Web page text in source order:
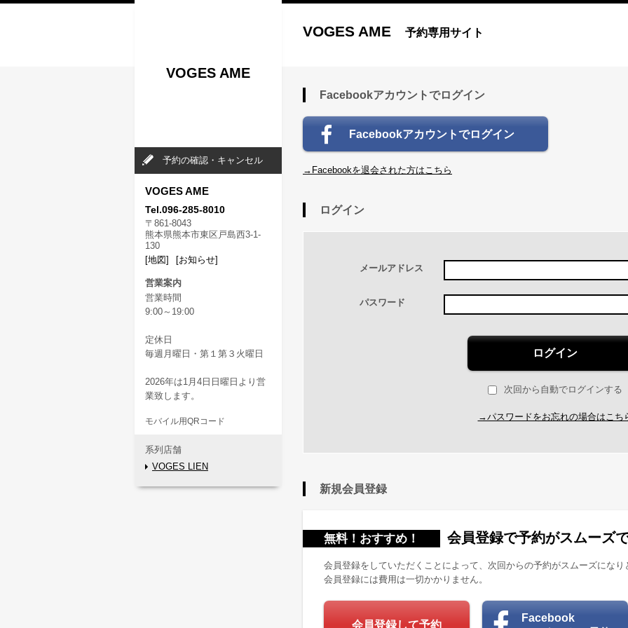
VOGES AME 予約専用サイト
Facebookアカウントでログイン
Facebookアカウントでログイン
→Facebookを退会された方はこちら
ログイン
メールアドレス
パスワード
ログイン
次回から自動でログインする
→パスワードをお忘れの場合はこち
新規会員登録
無料！おすすめ！ 会員登録で予約がスムーズ
会員登録をしていただくことによって、次回からの予約がスムーズになり
会員登録には費用は一切かかりません。
会員登録して予約
Facebook
VOGES AME
予約の確認・キャンセル
VOGES AME
Tel.096-285-8010
〒861-8043
熊本県熊本市東区戸島西3-1-
130
[地図]
[お知らせ]
営業案内
営業時間
9:00～19:00
定休日
毎週月曜日・第１第３火曜日
2026年は1月4日日曜日より営
業致します。
モバイル用QRコード
系列店舗
VOGES LIEN